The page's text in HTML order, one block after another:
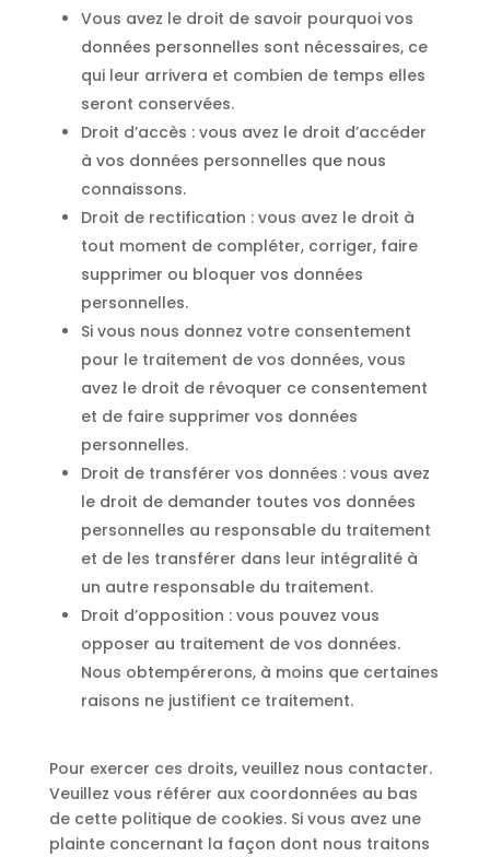
Vous avez le droit de savoir pourquoi vos
données personnelles sont nécessaires, ce
qui leur arrivera et combien de temps elles
seront conservées.
Droit d’accès : vous avez le droit d’accéder
à vos données personnelles que nous
connaissons.
Droit de rectification : vous avez le droit à
tout moment de compléter, corriger, faire
supprimer ou bloquer vos données
personnelles.
Si vous nous donnez votre consentement
pour le traitement de vos données, vous
avez le droit de révoquer ce consentement
et de faire supprimer vos données
personnelles.
Droit de transférer vos données : vous avez
le droit de demander toutes vos données
personnelles au responsable du traitement
et de les transférer dans leur intégralité à
un autre responsable du traitement.
Droit d’opposition : vous pouvez vous
opposer au traitement de vos données.
Nous obtempérerons, à moins que certaines
raisons ne justifient ce traitement.
Pour exercer ces droits, veuillez nous contacter.
Veuillez vous référer aux coordonnées au bas
de cette politique de cookies. Si vous avez une
plainte concernant la façon dont nous traitons